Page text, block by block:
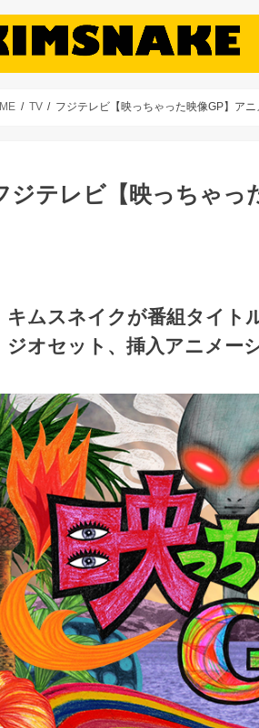
TV フジテレビ【映っちゃった映像GP】アニ
ジテレビ【映っちゃっ
キムスネイクが番組タイト
ジオセット、挿入アニメー